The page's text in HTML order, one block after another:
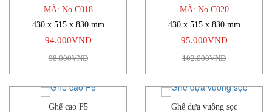
MÃ: No.C018
430 x 515 x 830 mm
94.000VNĐ
98.000VNĐ
MÃ: No.C020
430 x 515 x 830 mm
95.000VNĐ
102.000VNĐ
Ghế cao F5 -4%
Ghế dựa vuông sọc